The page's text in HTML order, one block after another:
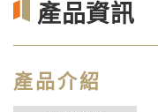
產品資訊
產品介紹